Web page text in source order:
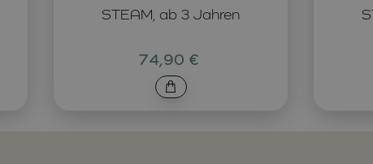
STEAM, ab 3 Jahren
74,90 €